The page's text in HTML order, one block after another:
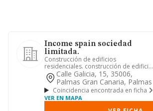
Income spain sociedad
limitada.
Construcción de edificios
residenciales. construcción de edificios
no residenciales. alojamientos t...
Calle Galicia, 15, 35006,
Palmas Gran Canaria, Palmas
Coincidencia encontrada en ficha
VER EN MAPA